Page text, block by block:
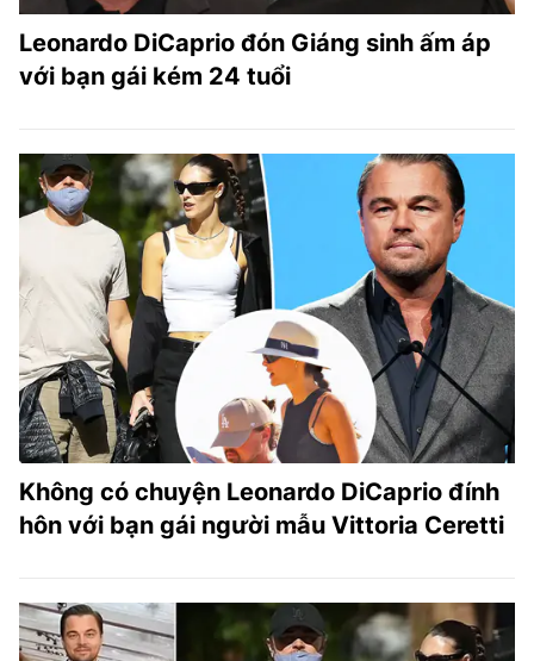
Leonardo DiCaprio đón Giáng sinh ấm áp
với bạn gái kém 24 tuổi
Không có chuyện Leonardo DiCaprio đính
hôn với bạn gái người mẫu Vittoria Ceretti